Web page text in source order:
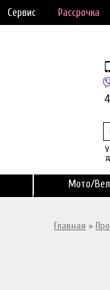
Сервис Рассрочка
Мото/
Главная »